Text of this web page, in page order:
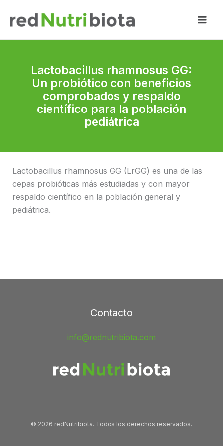
Lactobacillus rhamnosus GG:
Un probiótico con beneficios
comprobados y respaldo
científico para la población
pediátrica
Lactobacillus rhamnosus GG (LrGG) es una de las
cepas probióticas más estudiadas y con mayor
respaldo científico en la población general y
pediátrica.
Contacto
info@rednutribiota.com
© 2026 redNutribiota. Todos los derechos reservados.